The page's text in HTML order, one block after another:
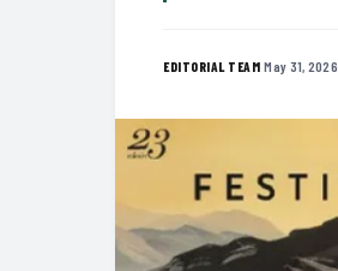
EDITORIAL TEAM·May 31, 2026